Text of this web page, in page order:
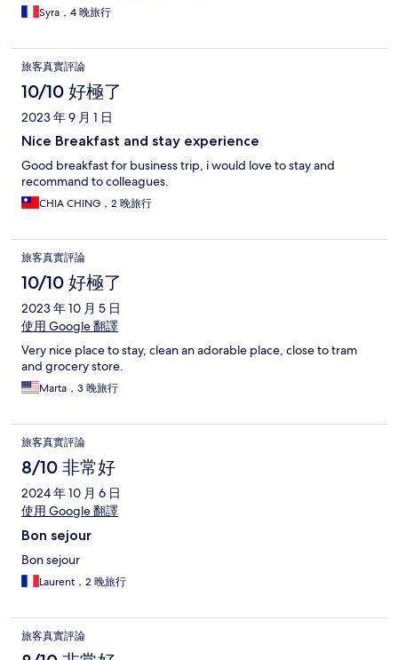
Syra，4 晚旅行
旅客真實評論
10/10 好極了
2023 年 9 月 1 日
Nice Breakfast and stay experience
Good breakfast for business trip, i would love to stay and
recommand to colleagues.
CHIA CHING，2 晚旅行
旅客真實評論
10/10 好極了
2023 年 10 月 5 日
使用 Google 翻譯
Very nice place to stay, clean an adorable place, close to tram
and grocery store.
Marta，3 晚旅行
旅客真實評論
8/10 非常好
2024 年 10 月 6 日
使用 Google 翻譯
Bon sejour
Bon sejour
Laurent，2 晚旅行
旅客真實評論